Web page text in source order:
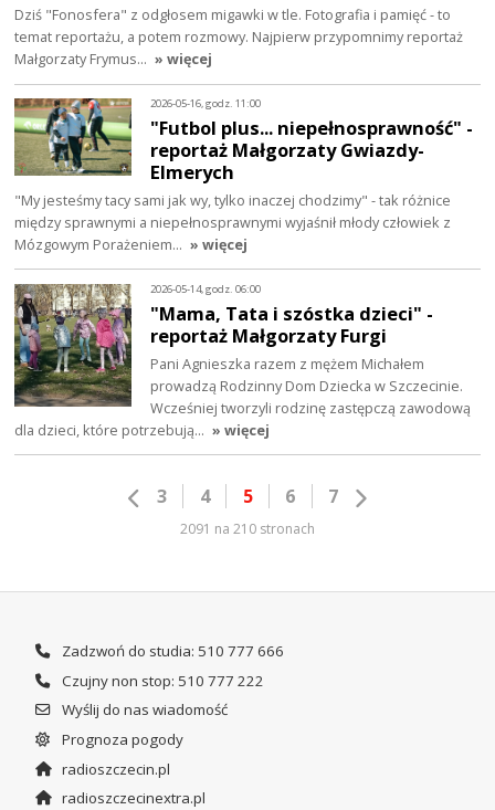
Dziś "Fonosfera" z odgłosem migawki w tle. Fotografia i pamięć - to
temat reportażu, a potem rozmowy. Najpierw przypomnimy reportaż
Małgorzaty Frymus… » więcej
2026-05-16, godz. 11:00
"Futbol plus... niepełnosprawność" -
reportaż Małgorzaty Gwiazdy-
Elmerych
"My jesteśmy tacy sami jak wy, tylko inaczej chodzimy" - tak różnice
między sprawnymi a niepełnosprawnymi wyjaśnił młody człowiek z
Mózgowym Porażeniem… » więcej
2026-05-14, godz. 06:00
"Mama, Tata i szóstka dzieci" -
reportaż Małgorzaty Furgi
Pani Agnieszka razem z mężem Michałem
prowadzą Rodzinny Dom Dziecka w Szczecinie.
Wcześniej tworzyli rodzinę zastępczą zawodową
dla dzieci, które potrzebują… » więcej
3 4 5 6 7
2091 na 210 stronach
Zadzwoń do studia: 510 777 666
Czujny non stop: 510 777 222
Wyślij do nas wiadomość
Prognoza pogody
radioszczecin.pl
radioszczecinextra.pl